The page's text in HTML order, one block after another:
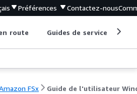
Préférences Contactez-nous
route Guides de service
FSx